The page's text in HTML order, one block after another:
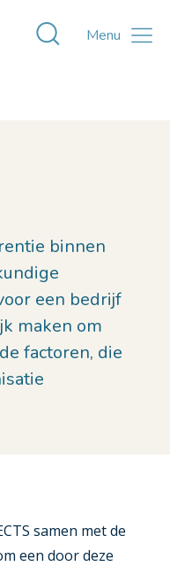
Toggle
Menu
binnen
een bedrijf
maken om
factoren, die
samen met de
een door deze